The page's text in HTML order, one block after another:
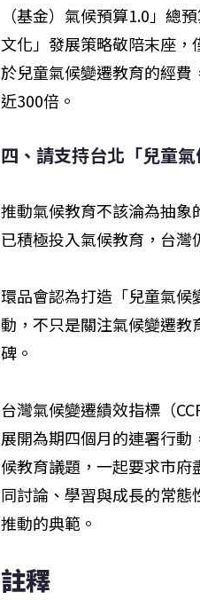
（基金）氣候預算1.0」總
文化」發展策略敬陪末座
於兒童氣候變遷教育的經
近300倍。
四、請支持台北「兒童
推動氣候教育不該淪為抽
已積極投入氣候教育，台灣
環品會認為打造「兒童氣
動，不只是關注氣候變遷
碑。
台灣氣候變遷績效指標（
展開為期四個月的連署行
候教育議題，一起要求市
同討論、學習與成長的常
推動的典範。
註釋